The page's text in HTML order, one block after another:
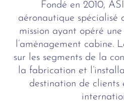
Fondé en 2010,
aéronautique spécialisé
mission ayant opéré
l’aménagement cabine.
sur les segments de la
la fabrication et
destination de clients